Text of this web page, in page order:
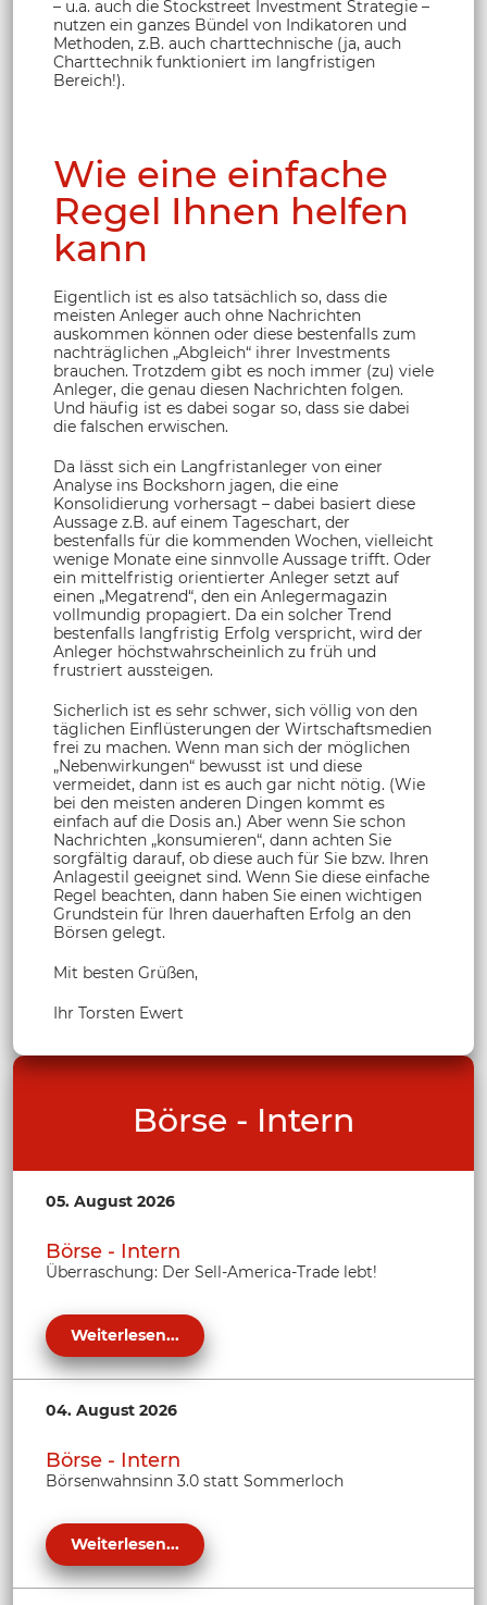
– u.a. auch die Stockstreet Investment Strategie –
nutzen ein ganzes Bündel von Indikatoren und
Methoden, z.B. auch charttechnische (ja, auch
Charttechnik funktioniert im langfristigen
Bereich!).
Wie eine einfache
Regel Ihnen helfen
kann
Eigentlich ist es also tatsächlich so, dass die
meisten Anleger auch ohne Nachrichten
auskommen können oder diese bestenfalls zum
nachträglichen „Abgleich“ ihrer Investments
brauchen. Trotzdem gibt es noch immer (zu) viele
Anleger, die genau diesen Nachrichten folgen.
Und häufig ist es dabei sogar so, dass sie dabei
die falschen erwischen.
Da lässt sich ein Langfristanleger von einer
Analyse ins Bockshorn jagen, die eine
Konsolidierung vorhersagt – dabei basiert diese
Aussage z.B. auf einem Tageschart, der
bestenfalls für die kommenden Wochen, vielleicht
wenige Monate eine sinnvolle Aussage trifft. Oder
ein mittelfristig orientierter Anleger setzt auf
einen „Megatrend“, den ein Anlegermagazin
vollmundig propagiert. Da ein solcher Trend
bestenfalls langfristig Erfolg verspricht, wird der
Anleger höchstwahrscheinlich zu früh und
frustriert aussteigen.
Sicherlich ist es sehr schwer, sich völlig von den
täglichen Einflüsterungen der Wirtschaftsmedien
frei zu machen. Wenn man sich der möglichen
„Nebenwirkungen“ bewusst ist und diese
vermeidet, dann ist es auch gar nicht nötig. (Wie
bei den meisten anderen Dingen kommt es
einfach auf die Dosis an.) Aber wenn Sie schon
Nachrichten „konsumieren“, dann achten Sie
sorgfältig darauf, ob diese auch für Sie bzw. Ihren
Anlagestil geeignet sind. Wenn Sie diese einfache
Regel beachten, dann haben Sie einen wichtigen
Grundstein für Ihren dauerhaften Erfolg an den
Börsen gelegt.
Mit besten Grüßen,
Ihr Torsten Ewert
Börse - Intern
05. August 2026
Börse - Intern
Überraschung: Der Sell-America-Trade lebt!
Weiterlesen...
04. August 2026
Börse - Intern
Börsenwahnsinn 3.0 statt Sommerloch
Weiterlesen...